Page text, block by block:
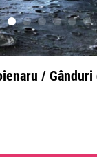
/ Gânduri